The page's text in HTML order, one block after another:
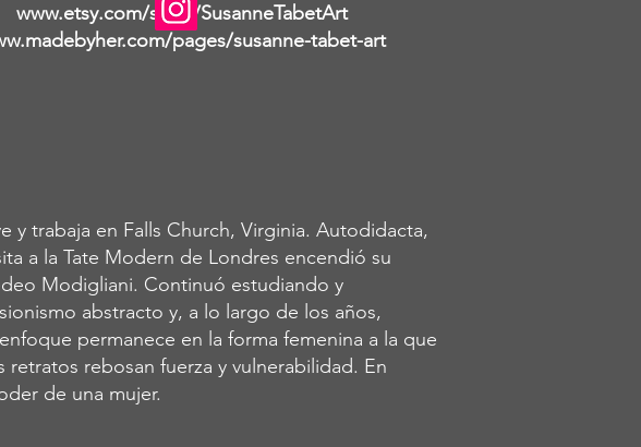
www.etsy.com/shop/SusanneTabetArt
pages/susanne-tabet-art
y trabaja en Falls Church, Virginia. Autodidacta,
a la Tate Modern de Londres encendió su
Modigliani. Continuó estudiando y
abstracto y, a lo largo de los años,
permanece en la forma femenina a la que
rebosan fuerza y vulnerabilidad. En
de una mujer.